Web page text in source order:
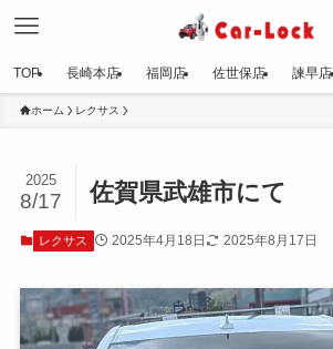
TOP 長崎本店 福岡店 佐世保店 諫早店
ホーム レクサス
佐賀県武雄市にて
2025
8/17
レクサス 2025年4月18日 2025年8月17日